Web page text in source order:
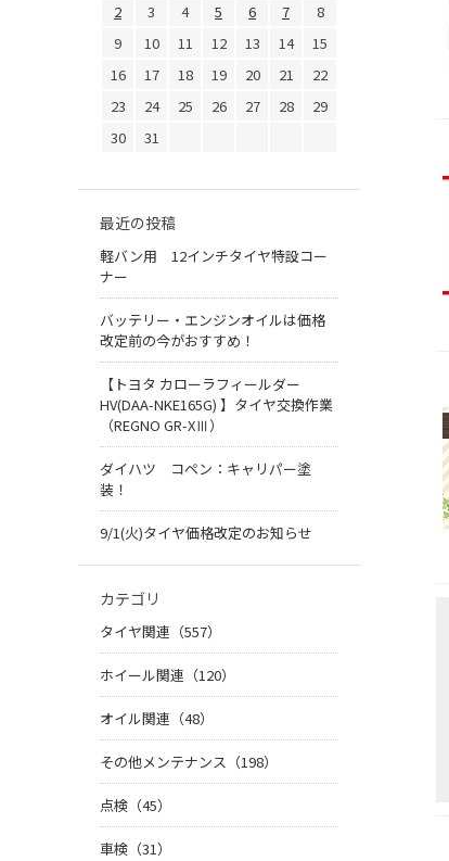
2
3 4 5 6 7
8
9
10 11 12 13 14
15
16
17 18 19 20 21
22
23
24 25 26 27 28
29
30
31
最近の投稿
軽バン用 12インチタイヤ特設コー
ナー
バッテリー・エンジンオイルは価格
改定前の今がおすすめ！
【トヨタ カローラフィールダー
HV(DAA-NKE165G) 】タイヤ交換作業
（REGNO GR-XⅢ）
ダイハツ コペン：キャリパー塗
装！
9/1(火)タイヤ価格改定のお知らせ
カテゴリ
タイヤ関連（557）
ホイール関連（120）
オイル関連（48）
その他メンテナンス（198）
点検（45）
車検（31）